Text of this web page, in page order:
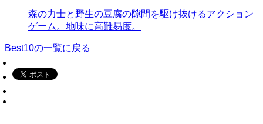
森の力士と野生の豆腐の隙間を駆け抜けるアクション
ゲーム。地味に高難易度。
Best10の一覧に戻る